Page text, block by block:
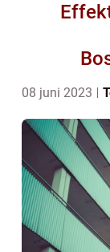
08 juni 2023